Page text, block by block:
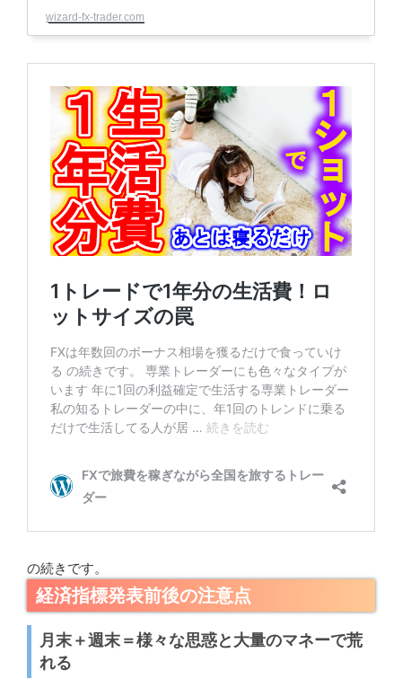
wizard-fx-trader.com
の続きです。
経済指標発表前後の注意点
月末＋週末＝様々な思惑と大量のマネーで荒
れる